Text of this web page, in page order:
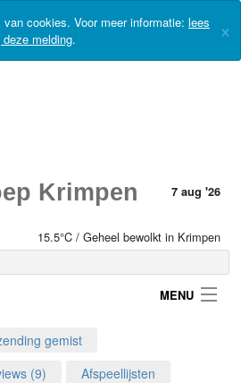
cookies. Voor meer informatie: lees
deze melding. ×
Krimpen 7 aug '26
15.5°C / Geheel bewolkt in Krimpen
MENU
gemist
(9)
Afspeellijsten